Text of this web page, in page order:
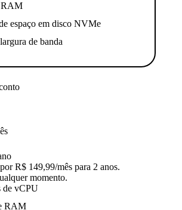
RAM
espaço em disco NVMe
de banda
R$ 149,99/mês para 2 anos.
momento.
de vCPU
RAM